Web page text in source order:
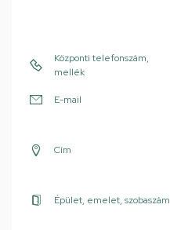
Központi telefonszám,
mellék
E-mail
Cím
Épület, emelet, szobaszám